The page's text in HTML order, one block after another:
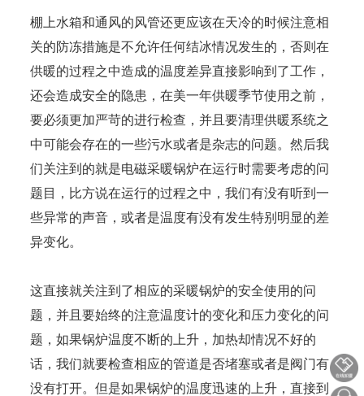
棚上水箱和通风的风管还更应该在天冷的时候注意相
关的防冻措施是不允许任何结冰情况发生的，否则在
供暖的过程之中造成的温度差异直接影响到了工作，
还会造成安全的隐患，在美一年供暖季节使用之前，
要必须更加严苛的进行检查，并且要清理供暖系统之
中可能会存在的一些污水或者是杂志的问题。然后我
们关注到的就是电磁采暖锅炉在运行时需要考虑的问
题目，比方说在运行的过程之中，我们有没有听到一
些异常的声音，或者是温度有没有发生特别明显的差
异变化。
这直接就关注到了相应的采暖锅炉的安全使用的问
题，并且要始终的注意温度计的变化和压力变化的问
题，如果锅炉温度不断的上升，加热却情况不好的
话，我们就要检查相应的管道是否堵塞或者是阀门有
没有打开。但是如果锅炉的温度迅速的上升，直接到